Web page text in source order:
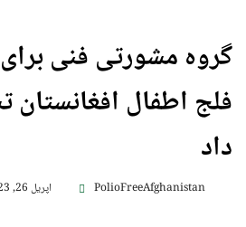
گروه مشورتی فنی
فلج اطفال
داد
PolioFreeAfghanistan اپریل 26, 2023